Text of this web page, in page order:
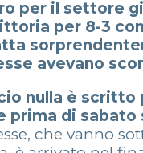
per il settore
per 8-3
avevano
nulla è scritto
prima di
che vanno